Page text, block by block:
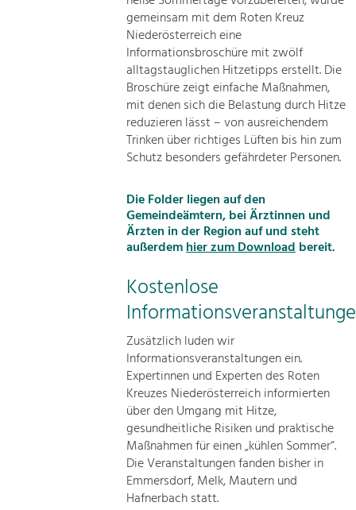
gemeinsam mit dem Roten Kreuz
Niederösterreich eine
Informationsbroschüre mit zwölf
alltagstauglichen Hitzetipps erstellt. Die
Broschüre zeigt einfache Maßnahmen,
mit denen sich die Belastung durch Hitze
reduzieren lässt – von ausreichendem
Trinken über richtiges Lüften bis hin zum
Schutz besonders gefährdeter Personen.
Die Folder liegen auf den
Gemeindeämtern, bei Ärztinnen und
Ärzten in der Region auf und steht
außerdemhier zum Downloadbereit.
Kostenlose
Zusätzlich luden wir
Informationsveranstaltungen ein.
Expertinnen und Experten des Roten
Kreuzes Niederösterreich informierten
über den Umgang mit Hitze,
gesundheitliche Risiken und praktische
Maßnahmen für einen „kühlen Sommer“.
Die Veranstaltungen fanden bisher in
Emmersdorf, Melk, Mautern und
Hafnerbach statt.